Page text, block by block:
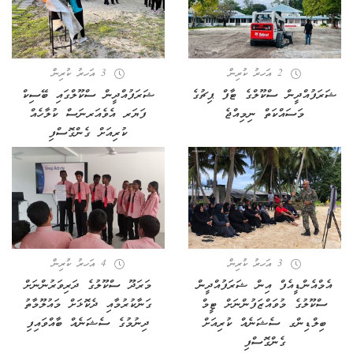
2 އަހރު ކުރިން
ޝަރަފުއްދީން ސްކޫލްގެ ޓާފް ޕިޗުގެ
މަސައްކަތް ނިމިއްޖެ
3 އަހރު ކުރިން
ޝަރަފުއްދީން ސްކޫލްގައި ބޭސިކް
ފަޔަރ އެވެއަރނަސް ކުލާހެއް
ކުރިއަށް ގެންގޮސްފި
3 އަހރު ކުރިން
އެމްއެންޑީއެފް އިން ޝަރަފުއްދީން
ސްކޫލުގެ މުވައްޒަފުންނަށް ޓީމް
ބިލްޑިންގ ސެޝަނެއް ކުރިއަށް
ގެންގޮސްފި
4 އަހރު ކުރިން
މަރަދޫ ސްކޫލުގެ ދަރިވަރުންނަށް
ގަނާކުރުމާއި ދެކޮޅަށް މައުލޫމާތު
ދިނުމުގެ ސެޝަނެއް ބާއްވައިފި